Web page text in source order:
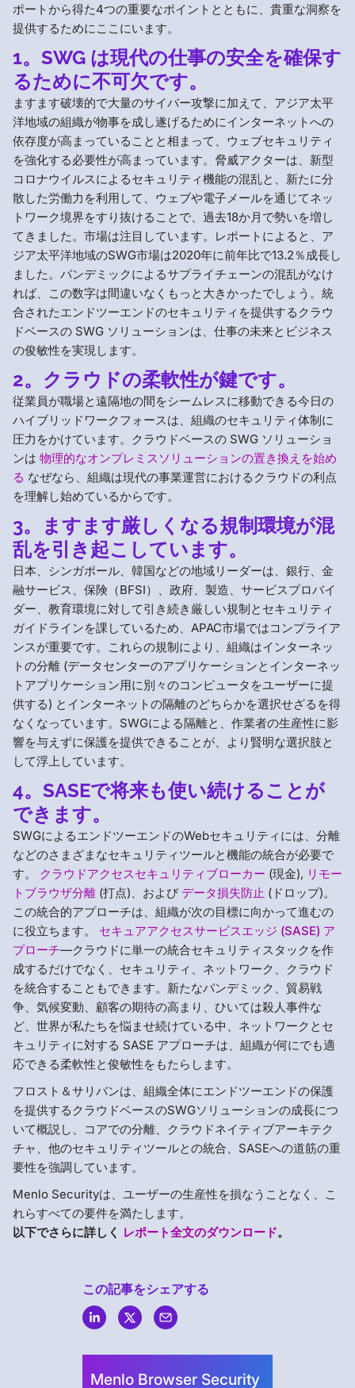
ポートから得た4つの重要なポイントとともに、貴重な洞察を
提供するためにここにいます。
1。SWG は現代の仕事の安全を確保す
るために不可欠です。
ますます破壊的で大量のサイバー攻撃に加えて、アジア太平
洋地域の組織が物事を成し遂げるためにインターネットへの
依存度が高まっていることと相まって、ウェブセキュリティ
を強化する必要性が高まっています。脅威アクターは、新型
コロナウイルスによるセキュリティ機能の混乱と、新たに分
散した労働力を利用して、ウェブや電子メールを通じてネッ
トワーク境界をすり抜けることで、過去18か月で勢いを増し
てきました。市場は注目しています。レポートによると、ア
ジア太平洋地域のSWG市場は2020年に前年比で13.2％成長し
ました。パンデミックによるサプライチェーンの混乱がなけ
れば、この数字は間違いなくもっと大きかったでしょう。統
合されたエンドツーエンドのセキュリティを提供するクラウ
ドベースの SWG ソリューションは、仕事の未来とビジネス
の俊敏性を実現します。
2。クラウドの柔軟性が鍵です。
従業員が職場と遠隔地の間をシームレスに移動できる今日の
ハイブリッドワークフォースは、組織のセキュリティ体制に
圧力をかけています。クラウドベースの SWG ソリューショ
ンは 物理的なオンプレミスソリューションの置き換えを始め
る なぜなら、組織は現代の事業運営におけるクラウドの利点
を理解し始めているからです。
3。ますます厳しくなる規制環境が混
乱を引き起こしています。
日本、シンガポール、韓国などの地域リーダーは、銀行、金
融サービス、保険（BFSI）、政府、製造、サービスプロバイ
ダー、教育環境に対して引き続き厳しい規制とセキュリティ
ガイドラインを課しているため、APAC市場ではコンプライア
ンスが重要です。これらの規制により、組織はインターネッ
トの分離 (データセンターのアプリケーションとインターネッ
トアプリケーション用に別々のコンピュータをユーザーに提
供する) とインターネットの隔離のどちらかを選択せざるを得
なくなっています。SWGによる隔離と、作業者の生産性に影
響を与えずに保護を提供できることが、より賢明な選択肢と
して浮上しています。
4。SASEで将来も使い続けることが
できます。
SWGによるエンドツーエンドのWebセキュリティには、分離
などのさまざまなセキュリティツールと機能の統合が必要で
す。
クラウドアクセスセキュリティブローカー (現金), リモー
トブラウザ分離 (打点)、および データ損失防止 (ドロップ)。
この統合的アプローチは、組織が次の目標に向かって進むの
に役立ちます。 セキュアアクセスサービスエッジ (SASE) ア
プローチ—クラウドに単一の統合セキュリティスタックを作
成するだけでなく、セキュリティ、ネットワーク、クラウド
を統合することもできます。新たなパンデミック、貿易戦
争、気候変動、顧客の期待の高まり、ひいては殺人事件な
ど、世界が私たちを悩ませ続けている中、ネットワークとセ
キュリティに対する SASE アプローチは、組織が何にでも適
応できる柔軟性と俊敏性をもたらします。
フロスト＆サリバンは、組織全体にエンドツーエンドの保護
を提供するクラウドベースのSWGソリューションの成長につ
いて概説し、コアでの分離、クラウドネイティブアーキテク
チャ、他のセキュリティツールとの統合、SASEへの道筋の重
要性を強調しています。
Menlo Securityは、ユーザーの生産性を損なうことなく、こ
れらすべての要件を満たします。
以下でさらに詳しく レポート全文のダウンロード。
この記事をシェアする
Menlo Browser Security